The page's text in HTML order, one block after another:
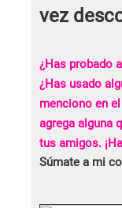
vez
¿Has probado
¿Has usado
menciono en
agrega alguna
tus amigos.
Súmate a mi